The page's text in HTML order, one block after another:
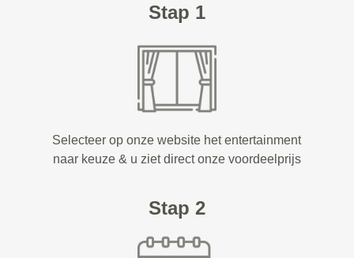
Stap 1
Selecteer op onze website het entertainment
naar keuze & u ziet direct onze voordeelprijs
Stap 2